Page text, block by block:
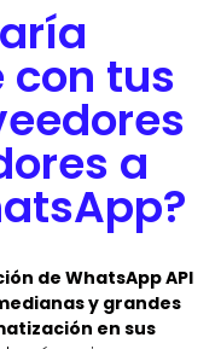
tus
a
de WhatsApp API
y grandes
en sus